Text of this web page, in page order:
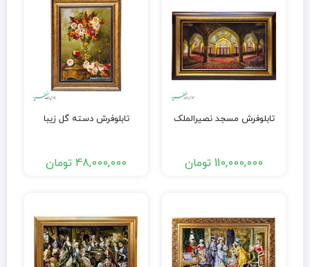
تابلوفرش مسجد نصیرالملک
110,000,000 تومان
تابلوفرش دسته گل زیبا
48,000,000 تومان